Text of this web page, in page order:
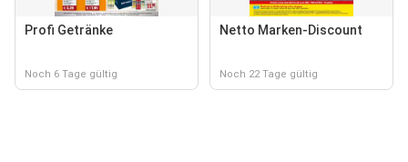
Profi Getränke
Noch 6 Tage gültig
Netto Marken-Discount
Noch 22 Tage gültig